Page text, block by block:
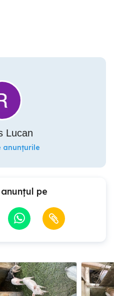
Lucan
anunțurile
pe